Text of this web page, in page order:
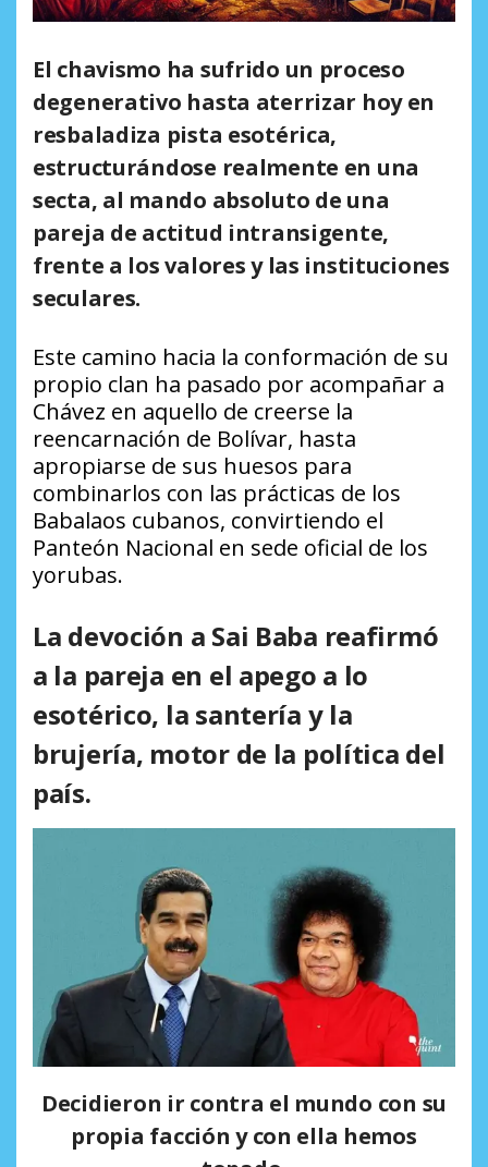
El chavismo ha sufrido un proceso
degenerativo hasta aterrizar hoy en
resbaladiza pista esotérica,
estructurándose realmente en una
secta, al mando absoluto de una
pareja de actitud intransigente,
frente a los valores y las instituciones
seculares.
Este camino hacia la conformación de su
propio clan ha pasado por acompañar a
Chávez en aquello de creerse la
reencarnación de Bolívar, hasta
apropiarse de sus huesos para
combinarlos con las prácticas de los
Babalaos cubanos, convirtiendo el
Panteón Nacional en sede oficial de los
yorubas.
La devoción a Sai Baba reafirmó
a la pareja en el apego a lo
esotérico, la santería y la
brujería, motor de la política del
país.
Decidieron ir contra el mundo con su
propia facción y con ella hemos